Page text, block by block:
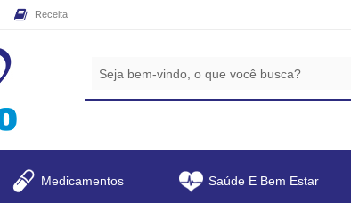
Receita
Medicamentos Saúde E Bem Estar